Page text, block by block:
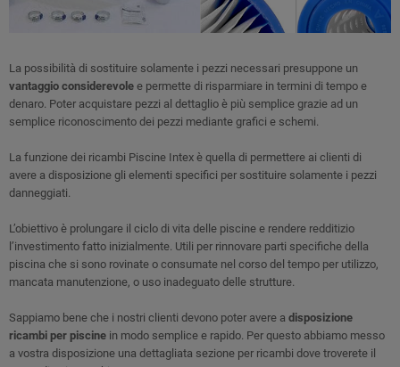
La possibilità di sostituire solamente i pezzi necessari presuppone un
vantaggio considerevole e permette di risparmiare in termini di tempo e
denaro. Poter acquistare pezzi al dettaglio è più semplice grazie ad un
semplice riconoscimento dei pezzi mediante grafici e schemi.
La funzione dei ricambi Piscine Intex è quella di permettere ai clienti di
avere a disposizione gli elementi specifici per sostituire solamente i pezzi
danneggiati.
L’obiettivo è prolungare il ciclo di vita delle piscine e rendere redditizio
l’investimento fatto inizialmente. Utili per rinnovare parti specifiche della
piscina che si sono rovinate o consumate nel corso del tempo per utilizzo,
mancata manutenzione, o uso inadeguato delle strutture.
Sappiamo bene che i nostri clienti devono poter avere a disposizione
ricambi per piscine in modo semplice e rapido. Per questo abbiamo messo
a vostra disposizione una dettagliata sezione per ricambi dove troverete il